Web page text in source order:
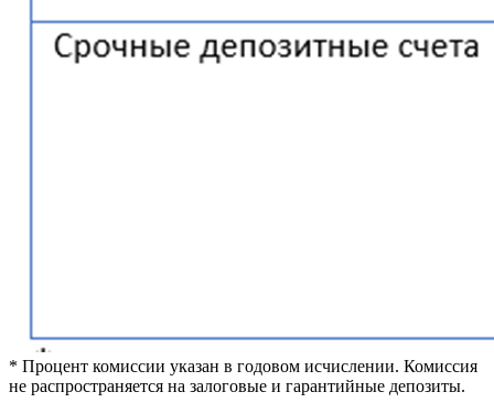
* Процент комиссии указан в годовом исчислении. Комиссия
не распространяется на залоговые и гарантийные депозиты.